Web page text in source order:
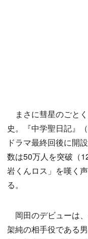
まさに彗星のごと
史。『中学聖日記』
ドラマ最終回後に開
数は50万人を突破（
岩くんロス」を嘆く
る。
岡田のデビューは
架純の相手役である